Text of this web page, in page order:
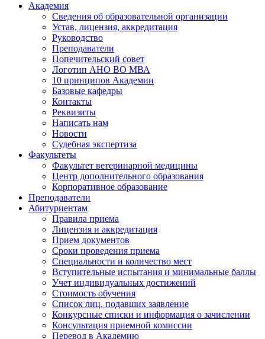
Академия
Сведения об образовательной организации
Устав, лицензия, аккредитация
Руководство
Преподаватели
Попечительский совет
Логотип АНО ВО МВА
10 принципов Академии
Базовые кафедры
Контакты
Реквизиты
Написать нам
Новости
Судебная экспертиза
Факультеты
Факультет ветеринарной медицины
Центр дополнительного образования
Корпоративное образование
Преподаватели
Абитуриентам
Правила приема
Лицензия и аккредитация
Прием документов
Сроки проведения приема
Специальности и количество мест
Вступительные испытания и минимальные баллы
Учет индивидуальных достижений
Стоимость обучения
Список лиц, подавших заявление
Конкурсные списки и информация о зачислении
Консультация приемной комиссии
Перевод в Академию